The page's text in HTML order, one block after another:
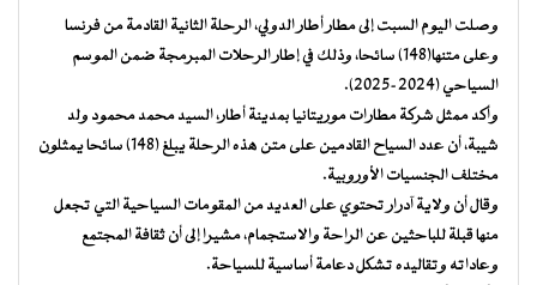
وصلت اليوم السبت إلى مطار أطار الدولي، الرحلة الثانية القادمة من فرنسا
وعلى متنها(148) سائحا، وذلك في إطار الرحلات المبرمجة ضمن الموسم
السياحي (2024-2025).
وأكد ممثل شركة مطارات موريتانيا بمدينة أطار، السيد محمد محمود ولد
شيبة، أن عدد السياح القادمين على متن هذه الرحلة يبلغ (148) سائحا يمثلون
مختلف الجنسيات الأوروبية.
وقال أن ولاية آدرار تحتوي على العديد من المقومات السياحية التي تجعل
منها قبلة للباحثين عن الراحة والاستجمام، مشيرا إلى أن ثقافة المجتمع
وعاداته وتقاليده تشكل دعامة أساسية للسياحة.